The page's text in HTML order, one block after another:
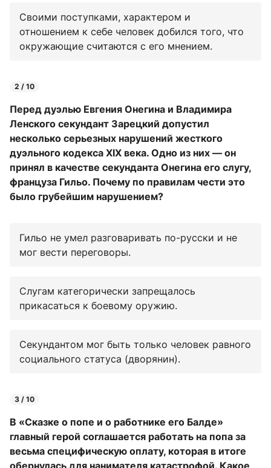
Своими поступками, характером и
отношением к себе человек добился того, что
окружающие считаются с его мнением.
2 / 10
Перед дуэлью Евгения Онегина и Владимира
Ленского секундант Зарецкий допустил
несколько серьезных нарушений жесткого
дуэльного кодекса XIX века. Одно из них — он
принял в качестве секунданта Онегина его слугу,
француза Гильо. Почему по правилам чести это
было грубейшим нарушением?
Гильо не умел разговаривать по-русски и не
мог вести переговоры.
Слугам категорически запрещалось
прикасаться к боевому оружию.
Секундантом мог быть только человек равного
социального статуса (дворянин).
3 / 10
В «Сказке о попе и о работнике его Балде»
главный герой соглашается работать на попа за
весьма специфическую оплату, которая в итоге